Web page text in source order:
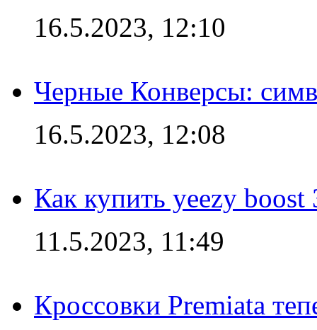
16.5.2023, 12:10
Черные Конверсы:
16.5.2023, 12:08
Как купить yeezy boost
11.5.2023, 11:49
Кроссовки Premiata